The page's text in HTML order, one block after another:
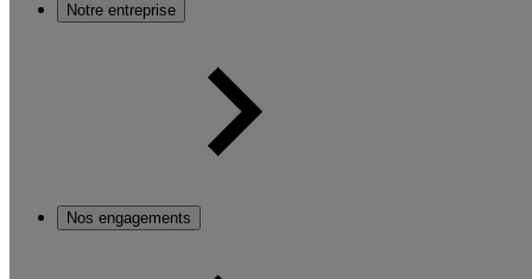
Notre entreprise
Nos engagements